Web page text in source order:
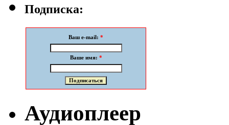
Подписка:
Ваш e-mail: *
Ваше имя: *
Аудиоплеер